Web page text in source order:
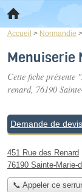
Accueil > Normandie >
Menuiserie
Cette fiche
renard, 76190
Demande de
451 Rue des Renard
76190 Sainte-Marie-
📞 Appeler ce